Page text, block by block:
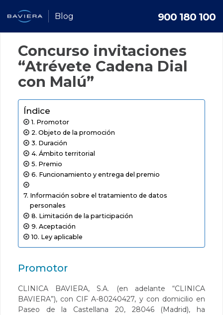
Blog 900 180 100
Concurso invitaciones
“Atrévete Cadena Dial
con Malú”
Índice
Promotor
Objeto de la promoción
Duración
Ámbito territorial
Premio
Funcionamiento y entrega del premio
Información sobre el tratamiento de datos
personales
Limitación de la participación
Aceptación
Ley aplicable
Promotor
CLINICA BAVIERA, S.A. (en adelante “CLINICA
BAVIERA”), con CIF A-80240427, y con domicilio en
Paseo de la Castellana 20, 28046 (Madrid), ha